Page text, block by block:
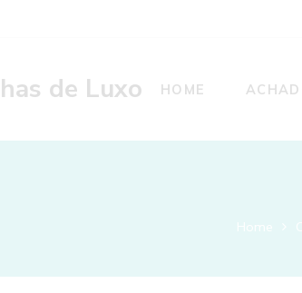
HOME
Home